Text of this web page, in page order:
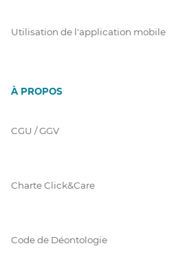
Utilisation de l'application mobile
À PROPOS
CGU / GGV
Charte Click&Care
Code de Déontologie